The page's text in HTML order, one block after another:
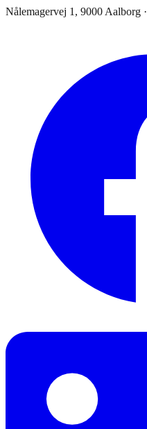
Nålemagervej 1, 9000 Aalborg ·